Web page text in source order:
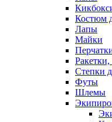
Костюм
Лапы
Майки
Степки
Футы
Шлемы